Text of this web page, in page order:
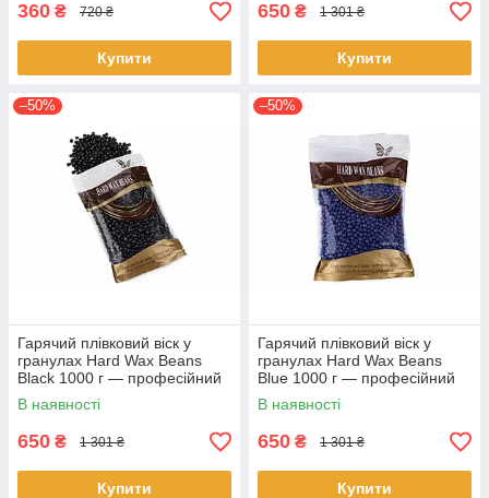
360 ₴ 720 ₴
Купити
650 ₴ 1 301 ₴
Купити
–50%
Гарячий плівковий віск у
гранулах Hard Wax Beans
Black 1000 г — професійний
віск для депіляції без смужок
В наявності
650 ₴ 1 301 ₴
Купити
–50%
Гарячий плівковий віск у
гранулах Hard Wax Beans
Blue 1000 г — професійний
віск для депіляції без смужок
В наявності
650 ₴ 1 301 ₴
Купити